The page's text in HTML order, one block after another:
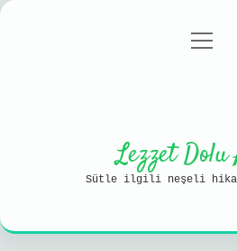
menüyü
Lezzet
Sütle ilgili neşeli